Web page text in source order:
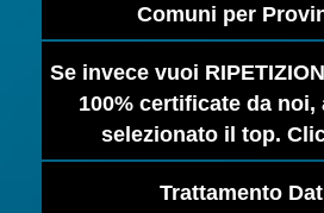
Comuni per
Se invece vuoi
100% certificate da noi,
selezionato il top.
Trattamento